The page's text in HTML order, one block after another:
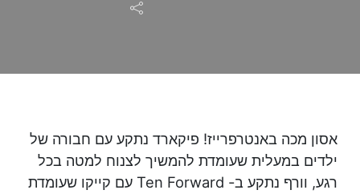
אסון מכה באנטרפרייז! פיקארד נתקע עם חבורה של
ילדים במעלית שעומדת להמשיך לצנוח למטה בכל
רגע, וורף נתקע ב- Ten Forward עם קייקו שעומדת